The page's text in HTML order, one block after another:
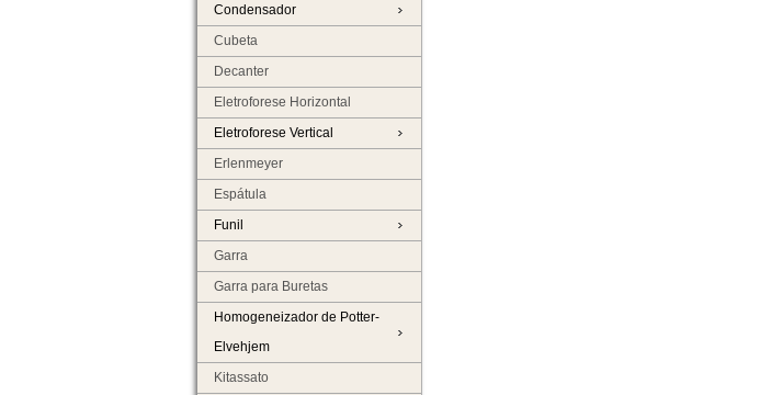
Condensador
Cubeta
Decanter
Eletroforese Horizontal
Eletroforese Vertical
Erlenmeyer
Espátula
Funil
Garra
Garra para Buretas
Homogeneizador de Potter-
Elvehjem
Kitassato